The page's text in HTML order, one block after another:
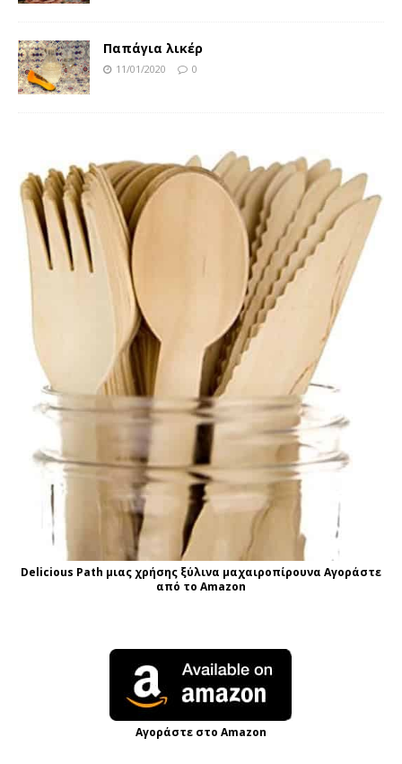
Παπάγια λικέρ
11/01/2020 0
Delicious Path μιας χρήσης ξύλινα μαχαιροπίρουνα Αγοράστε
από το Amazon
Αγοράστε στο Amazon